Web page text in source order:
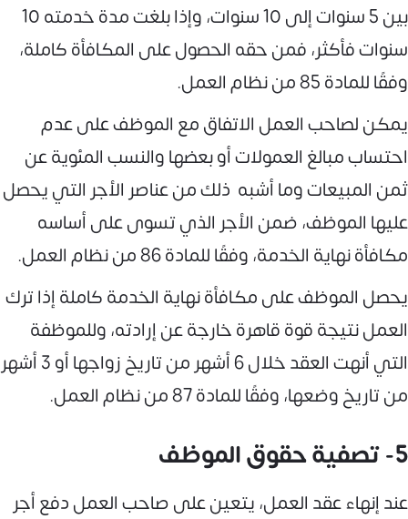
بين 5 سنوات إلى 10 سنوات، وإذا بلغت مدة خدمته 10
سنوات فأكثر، فمن حقه الحصول على المكافأة كاملة،
وفقًا للمادة 85 من نظام العمل.
يمكن لصاحب العمل الاتفاق مع الموظف على عدم
احتساب مبالغ العمولات أو بعضها والنسب المئوية عن
ثمن المبيعات وما أشبه ذلك من عناصر الأجر التي يحصل
عليها الموظف، ضمن الأجر الذي تسوى على أساسه
مكافأة نهاية الخدمة، وفقًا للمادة 86 من نظام العمل.
يحصل الموظف على مكافأة نهاية الخدمة كاملة إذا ترك
العمل نتيجة قوة قاهرة خارجة عن إرادته، وللموظفة
التي أنهت العقد خلال 6 أشهر من تاريخ زواجها أو 3 أشهر
من تاريخ وضعها، وفقًا للمادة 87 من نظام العمل.
5- تصفية حقوق الموظف
عند إنهاء عقد العمل، يتعين على صاحب العمل دفع أجر